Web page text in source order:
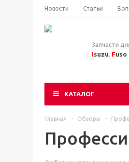
Новости Статьи
Запчасти
Isuzu, Fuso
КАТАЛОГ
Главная - Обзоры -